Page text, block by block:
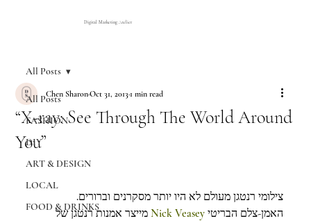
Digital Marketing Atelier
All Posts
FASHION
DIY
ART & DESIGN
LOCAL
FOOD & DRINKS
All Posts
“X-ray: See Through The World Around
You”
Chen SharonOct 31, 20131 min read
צילומי רנטגן מעולם לא היו יותר מסקרנים וברורים.
האמן-צלם הבריטי Nick Veasey מייצר אמנות רנטגן של